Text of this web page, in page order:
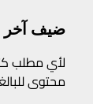
ضيف آخر
لأي مطلب
محتوى